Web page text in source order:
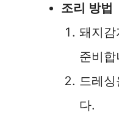
조리 방법
돼지
준비합
드레
다.